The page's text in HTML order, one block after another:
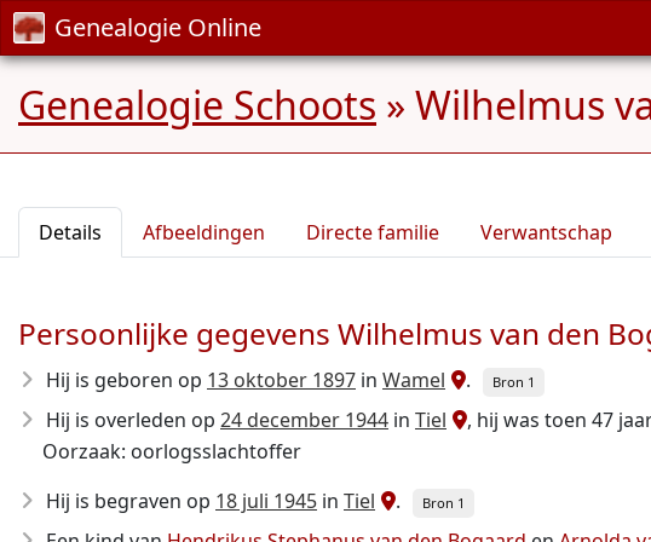
Genealogie Online
Genealogie Schoots » Wilhelmus
Details Afbeeldingen Directe familie Verwantschap
Persoonlijke gegevens Wilhelmus van den
Hij is geboren op 13 oktober 1897 in Wamel . Bron 1
Hij is overleden op 24 december 1944 in Tiel , hij was toen 47
Oorzaak: oorlogsslachtoffer
Hij is begraven op 18 juli 1945 in Tiel . Bron 1